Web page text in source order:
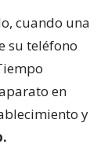
cuando una
su teléfono
en
y